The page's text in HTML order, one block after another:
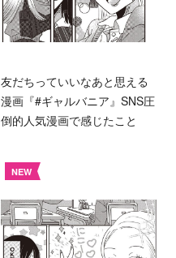
友だちっていいなあと思える
漫画『#ギャルバニア』SNS圧
倒的人気漫画で感じたこと
NEW